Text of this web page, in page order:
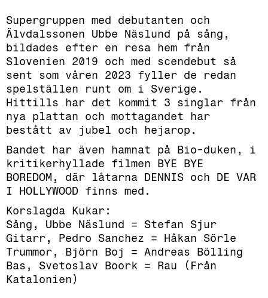
Supergruppen med debutanten och
Älvdalssonen Ubbe Näslund på sång,
bildades efter en resa hem från
Slovenien 2019 och med scendebut så
sent som våren 2023 fyller de redan
spelställen runt om i Sverige.
Hittills har det kommit 3 singlar från
nya plattan och mottagandet har
bestått av jubel och hejarop.
Bandet har även hamnat på Bio-duken, i
kritikerhyllade filmen BYE BYE
BOREDOM, där låtarna DENNIS och DE VAR
I HOLLYWOOD finns med.
Korslagda Kukar:
Sång, Ubbe Näslund = Stefan Sjur
Gitarr, Pedro Sanchez = Håkan Sörle
Trummor, Björn Boj = Andreas Bölling
Bas, Svetoslav Boork = Rau (Från
Katalonien)